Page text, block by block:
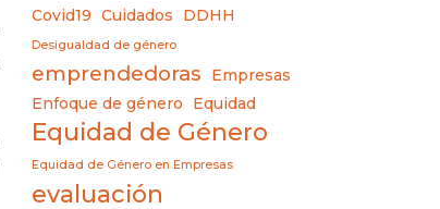
Covid19 Cuidados DDHH
Desigualdad de género
emprendedoras
Empresas
Enfoque de género
Equidad
Equidad de Género
Equidad de Género en Empresas
evaluación